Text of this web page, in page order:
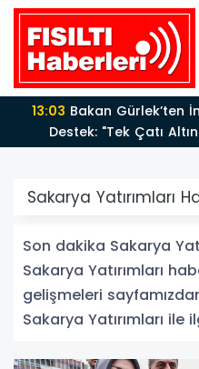
13:03
Destek: "Tek Çatı
Sakarya Yatırımları
Son dakika Sakarya
Sakarya Yatırımları
gelişmeleri
Sakarya Yatırımları ile